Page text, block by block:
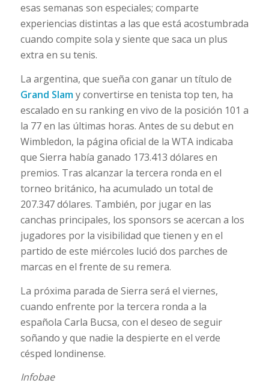
esas semanas son especiales; comparte
experiencias distintas a las que está acostumbrada
cuando compite sola y siente que saca un plus
extra en su tenis.
La argentina, que sueña con ganar un título de
Grand Slamy convertirse en tenista top ten, ha
escalado en su ranking en vivo de la posición 101 a
la 77 en las últimas horas. Antes de su debut en
Wimbledon, la página oficial de la WTA indicaba
que Sierra había ganado 173.413 dólares en
premios. Tras alcanzar la tercera ronda en el
torneo británico, ha acumulado un total de
207.347 dólares. También, por jugar en las
canchas principales, los sponsors se acercan a los
jugadores por la visibilidad que tienen y en el
partido de este miércoles lució dos parches de
marcas en el frente de su remera.
La próxima parada de Sierra será el viernes,
cuando enfrente por la tercera ronda a la
española Carla Bucsa, con el deseo de seguir
soñando y que nadie la despierte en el verde
césped londinense.
Infobae